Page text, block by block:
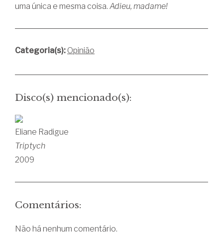
uma única e mesma coisa. Adieu, madame!
Categoria(s): Opinião
Disco(s) mencionado(s):
Eliane Radigue
Triptych
2009
Comentários:
Não há nenhum comentário.